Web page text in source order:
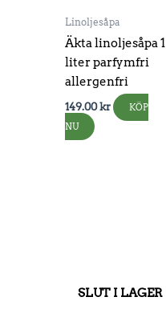
Linoljesåpa
Äkta linoljesåpa 1
liter parfymfri
allergenfri
149.00kr
KÖP
NU
SLUT I LAGER